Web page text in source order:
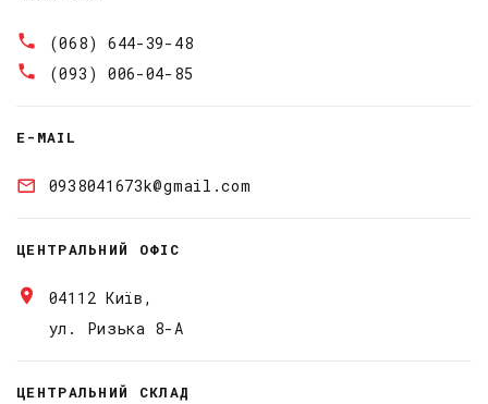
(068) 644-39-48
(093) 006-04-85
E-MAIL
0938041673k@gmail.com
ЦЕНТРАЛЬНИЙ ОФІС
04112 Київ,
ул. Ризька 8-А
ЦЕНТРАЛЬНИЙ СКЛАД